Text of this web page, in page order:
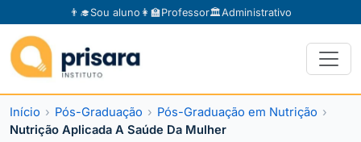
👨‍🎓Sou aluno 👩‍🏫Professor🏛️Administrativo
Início Pós-Graduação
Pós-Graduação em Nutrição
Nutrição Aplicada A Saúde Da Mulher